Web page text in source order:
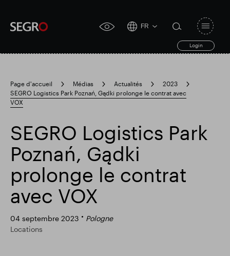
accessibility
FR
Login
search
form
search
Search
for
Recherche populaire
Responsable SEGRO
Domaine commercial de Slough
toggle
Page d'accueil Médias Actualités
2023
SEGRO Logistics Park Poznań, Gądki prolonge le contrat avec
VOX
SEGRO Logistics Park
Poznań, Gądki
prolonge le contrat
avec VOX
04 septembre 2023
Pologne
Locations